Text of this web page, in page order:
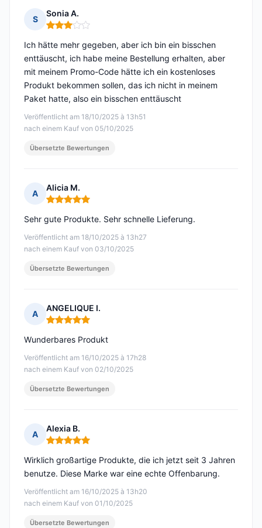
S
Sonia A.
Hinweis: 3 von 5
Veröffentlicht am 18/10/2025 à 13h51
nach einem Kauf von 05/10/2025
Ich hätte mehr gegeben, aber ich bin ein bisschen
enttäuscht, ich habe meine Bestellung erhalten, aber
mit meinem Promo-Code hätte ich ein kostenloses
Produkt bekommen sollen, das ich nicht in meinem
Paket hatte, also ein bisschen enttäuscht
Übersetzte Bewertungen
A
Alicia M.
Hinweis: 5 von 5
Veröffentlicht am 18/10/2025 à 13h27
nach einem Kauf von 03/10/2025
Sehr gute Produkte. Sehr schnelle Lieferung.
Übersetzte Bewertungen
A
ANGELIQUE I.
Hinweis: 5 von 5
Veröffentlicht am 16/10/2025 à 17h28
nach einem Kauf von 02/10/2025
Wunderbares Produkt
Übersetzte Bewertungen
A
Alexia B.
Hinweis: 5 von 5
Veröffentlicht am 16/10/2025 à 13h20
nach einem Kauf von 01/10/2025
Wirklich großartige Produkte, die ich jetzt seit 3 Jahren
benutze. Diese Marke war eine echte Offenbarung.
Übersetzte Bewertungen